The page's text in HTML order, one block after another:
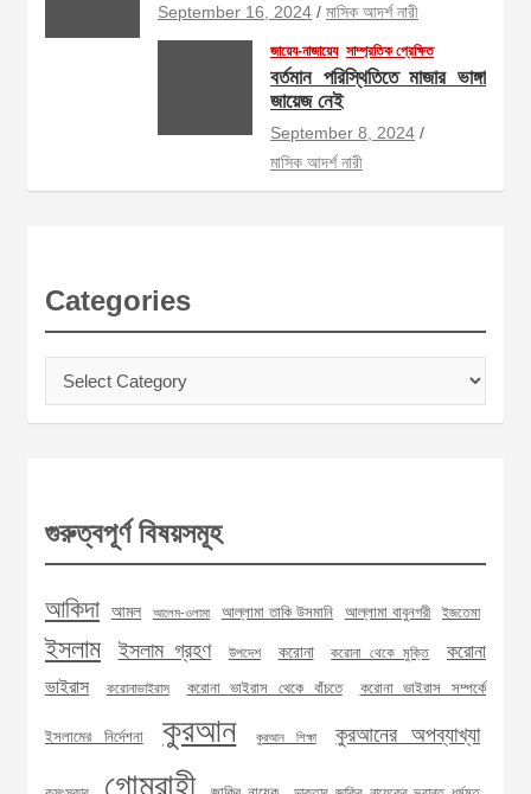
September 16, 2024 মাসিক আদর্শ নারী
জায়েয-নাজায়েয সাম্প্রতিক প্রেক্ষিত
বর্তমান পরিস্থিতিতে মাজার ভাঙ্গা
জায়েজ নেই
September 8, 2024
মাসিক আদর্শ নারী
Categories
Categories
গুরুত্বপূর্ণ বিষয়সমূহ
আকিদা আমল আলেম-ওলামা আল্লামা তাকি উসমানি আল্লামা বাবুনগরী ইজতেমা
ইসলাম ইসলাম গ্রহণ উপদেশ করোনা করোনা থেকে মুক্তি
করোনা
ভাইরাস
করোনাভাইরাস করোনা ভাইরাস থেকে বাঁচতে করোনা ভাইরাস সম্পর্কে
ইসলামের নির্দেশনা কুরআন কুরআন শিক্ষা কুরআনের অপব্যাখ্যা
গোমরাহী